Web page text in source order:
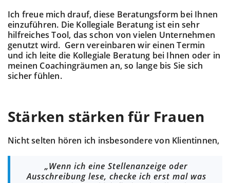
Ich freue mich drauf, diese Beratungsform bei Ihnen
einzuführen. Die Kollegiale Beratung ist ein sehr
hilfreiches Tool, das schon von vielen Unternehmen
genutzt wird. Gern vereinbaren wir einen Termin
und ich leite die Kollegiale Beratung bei Ihnen oder in
meinen Coachingräumen an, so lange bis Sie sich
sicher fühlen.
Stärken stärken für Frauen
Nicht selten hören ich insbesondere von Klientinnen,
„Wenn ich eine Stellenanzeige oder
Ausschreibung lese, checke ich erst mal was